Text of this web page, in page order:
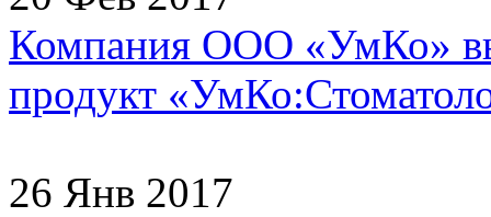
Компания ООО «УмКо»
продукт
26 Янв 2017